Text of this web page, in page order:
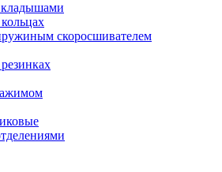
скоросшивателем